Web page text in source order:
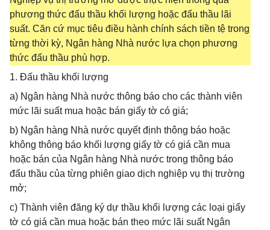
phương thức đấu thầu khối lượng hoặc đấu thầu lãi
suất. Căn cứ mục tiêu điều hành chính sách tiền tệ trong
từng thời kỳ, Ngân hàng Nhà nước lựa chọn phương
thức đấu thầu phù hợp.
1. Đấu thầu khối lượng
a) Ngân hàng Nhà nước thông báo cho các thành viên
mức lãi suất mua hoặc bán giấy tờ có giá;
b) Ngân hàng Nhà nước quyết định thông báo hoặc
không thông báo khối lượng giấy tờ có giá cần mua
hoặc bán của Ngân hàng Nhà nước trong thông báo
đấu thầu của từng phiên giao dịch nghiệp vụ thị trường
mở;
c) Thành viên đăng ký dự thầu khối lượng các loại giấy
tờ có giá cần mua hoặc bán theo mức lãi suất Ngân